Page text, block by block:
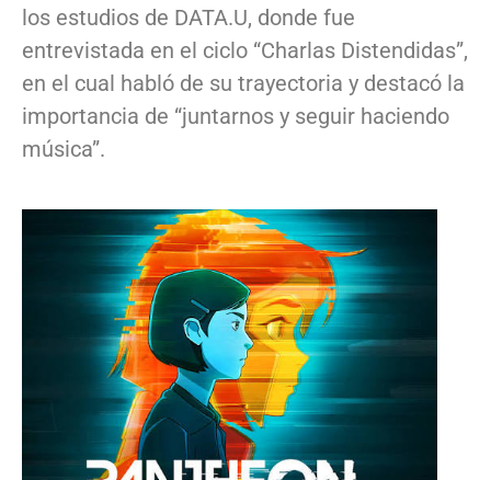
los estudios de DATA.U, donde fue
entrevistada en el ciclo “Charlas Distendidas”,
en el cual habló de su trayectoria y destacó la
importancia de “juntarnos y seguir haciendo
música”.